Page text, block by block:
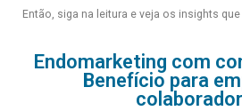
Então, siga na leitura e veja os insights
Endomarketing com
Benefício para